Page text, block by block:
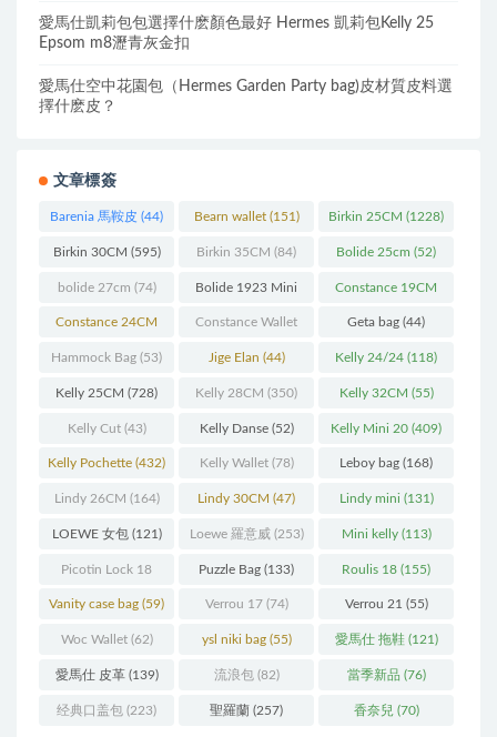
愛馬仕凱莉包包選擇什麽顏色最好 Hermes 凱莉包Kelly 25
Epsom m8瀝青灰金扣
愛馬仕空中花園包（Hermes Garden Party bag)皮材質皮料選
擇什麽皮？
文章標簽
Barenia 馬鞍皮 (44) Bearn wallet(151) Birkin 25CM (1228)
Birkin 30CM (595) Birkin 35CM (84) Bolide 25cm (52)
bolide 27cm (74) Bolide 1923 Mini
(93)
Constance 19CM
(571)
Constance 24CM
(216)
Constance Wallet
(60)
Geta bag (44)
Hammock Bag (53) Jige Elan (44) Kelly 24/24 (118)
Kelly 25CM (728) Kelly 28CM (350) Kelly 32CM (55)
Kelly Cut(43) Kelly Danse(52) Kelly Mini 20 (409)
Kelly Pochette (432) Kelly Wallet(78) Leboy bag (168)
Lindy 26CM (164) Lindy 30CM (47) Lindy mini (131)
LOEWE 女包(121) Loewe 羅意威(253) Mini kelly(113)
Picotin Lock 18
(202)
Puzzle Bag (133) Roulis 18 (155)
Vanity case bag (59) Verrou 17(74) Verrou 21 (55)
Woc Wallet(62) ysl niki bag(55) 愛馬仕 拖鞋(121)
愛馬仕 皮革(139) 流浪包(82) 當季新品 (76)
经典口盖包 (223) 聖羅蘭 (257) 香奈兒 (70)